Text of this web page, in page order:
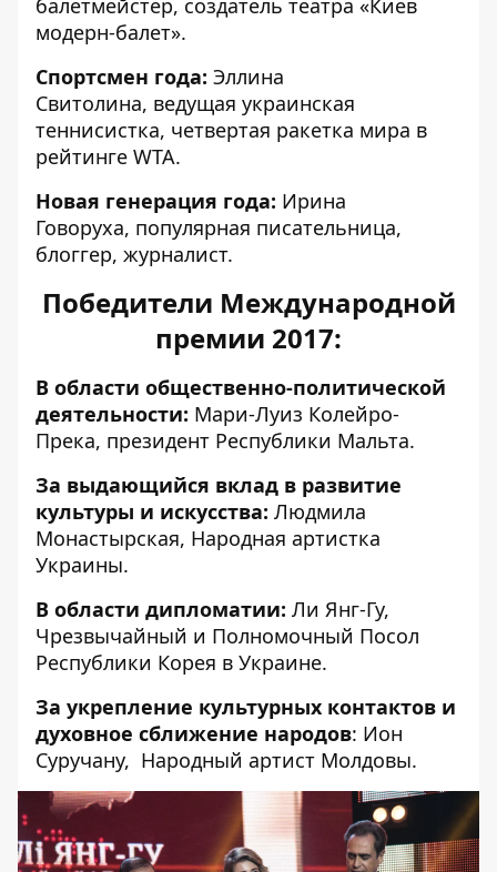
модерн-балет».
Спортсмен года: Эллина
Свитолина, ведущая украинская
теннисистка, четвертая ракетка мира в
рейтинге WTA.
Новая генерация года: Ирина
Говоруха, популярная писательница,
блоггер, журналист.
Победители Международной
премии 2017:
В области общественно-политической
деятельности: Мари-Луиз Колейро-
Прека, президент Республики Мальта.
За выдающийся вклад в развитие
культуры и искусства: Людмила
Монастырская, Народная артистка
Украины.
В области дипломатии: Ли Янг-Гу,
Чрезвычайный и Полномочный Посол
Республики Корея в Украине.
За укрепление культурных контактов и
духовное сближение народов: Ион
Суручану, Народный артист Молдовы.